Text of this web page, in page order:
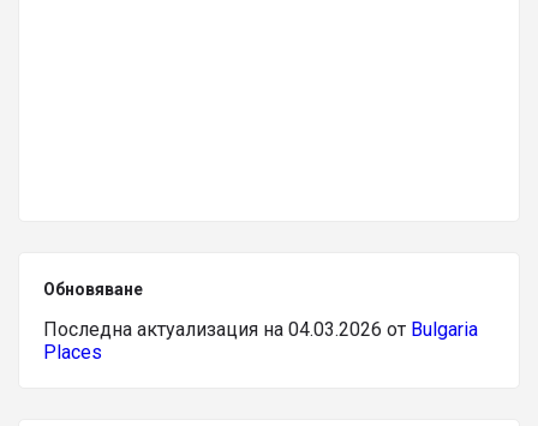
Обновяване
Последна актуализация на 04.03.2026 от Bulgaria
Places